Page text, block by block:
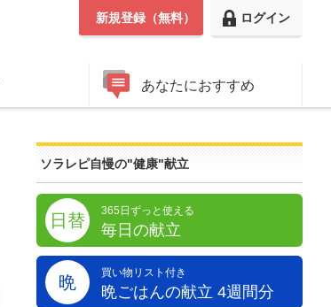
ログイン
新規登録（無料）
あなたにおすすめ
ソラレピ自慢の"健康"献立
日替 365日ずっと使える
毎日の献立
晩 買い物リスト付き
晩ごはんの献立 4週間分